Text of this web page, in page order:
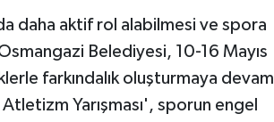
daha aktif rol alabilmesi ve spora
Belediyesi, 10-16 Mayıs
farkındalık oluşturmaya devam
Yarışması', sporun engel